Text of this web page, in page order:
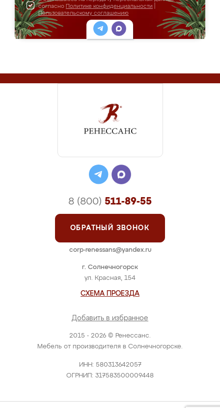
согласно Политике конфиденциальности
Пользовательскому соглашению
2015 - 2026 © Ренессанс.
Мебель от производителя в Солнечногорске.
ИНН: 580313642057
ОГРНИП: 317583500009448
г. Солнечногорск
ул. Красная, 154
СХЕМА ПРОЕЗДА
Добавить в избранное
8 (800) 511-89-55
ОБРАТНЫЙ ЗВОНОК
corp-renessans@yandex.ru